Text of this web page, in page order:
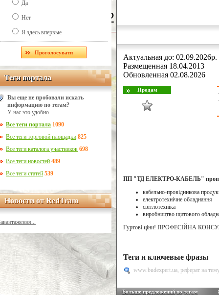
Line Number: 42
Да
Нет
Я здесь впервые
Теги портала
Теги портала
Вы еще не пробовали искать
информацию по тегам?
У нас это удобно
Все теги портала 1090
Все теги торговой площадки 825
Все теги каталога участников 698
Все теги новостей 489
Все теги статей 539
Новости от RedTram
Новости от RedTram
Актуальная до: 02.09.2026р.
Размещенная 18.04.2013
Обновленная 02.08.2026
ПП "ТД ЕЛЕКТРО-КАБЕЛЬ"
кабельно-провідникова
електротехнічне обладнання
світлотехніка
виробництво щитового
Гуртові ціни! ПРОФЕСІЙНА
Теги и ключевые фразы
www.budexpert.ua, реферат на
Больше предложений по тегам